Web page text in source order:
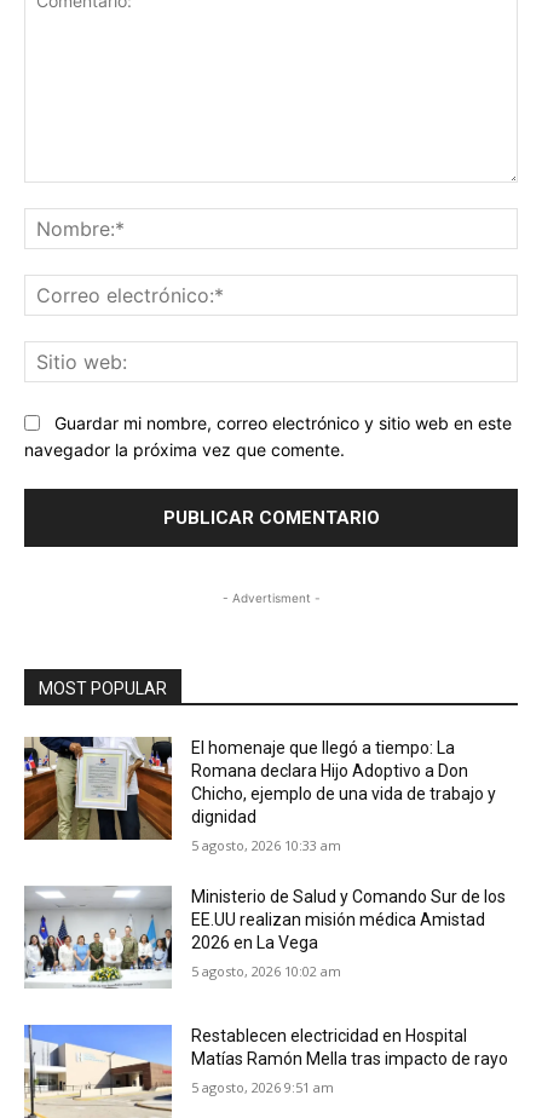
Guardar mi nombre, correo electrónico y sitio web en este
navegador la próxima vez que comente.
- Advertisment -
MOST POPULAR
El homenaje que llegó a tiempo: La
Romana declara Hijo Adoptivo a Don
Chicho, ejemplo de una vida de trabajo y
dignidad
5 agosto, 2026 10:33 am
Ministerio de Salud y Comando Sur de los
EE.UU realizan misión médica Amistad
2026 en La Vega
5 agosto, 2026 10:02 am
Restablecen electricidad en Hospital
Matías Ramón Mella tras impacto de rayo
5 agosto, 2026 9:51 am